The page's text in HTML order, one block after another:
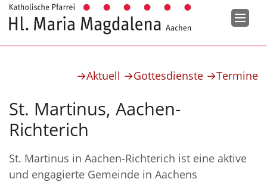
Zum Inhalt springen
→Aktuell →Gottesdienste →Termine
St. Martinus, Aachen-
Richterich
St. Martinus in Aachen-Richterich ist eine aktive
und engagierte Gemeinde in Aachens